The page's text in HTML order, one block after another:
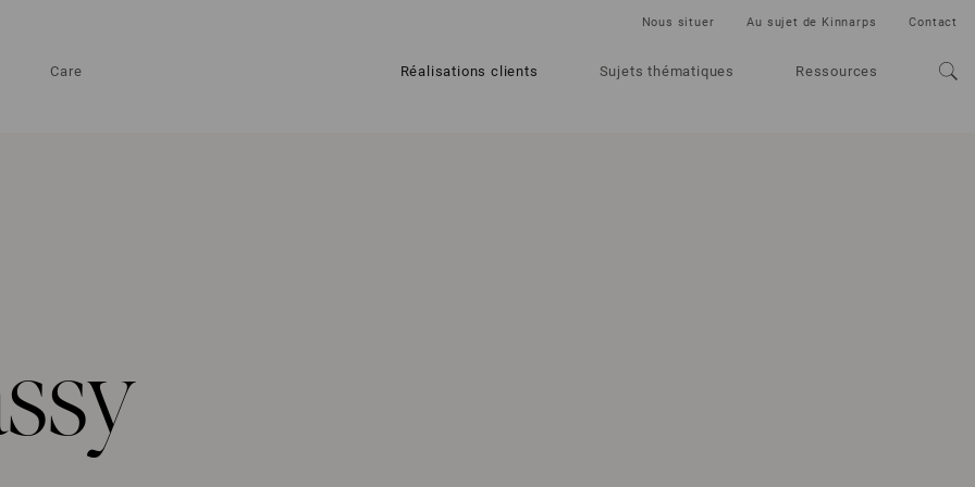
Care Réalisations clients Sujets thématiques Ressources
Nous situer Au sujet de Kinnarps Contact